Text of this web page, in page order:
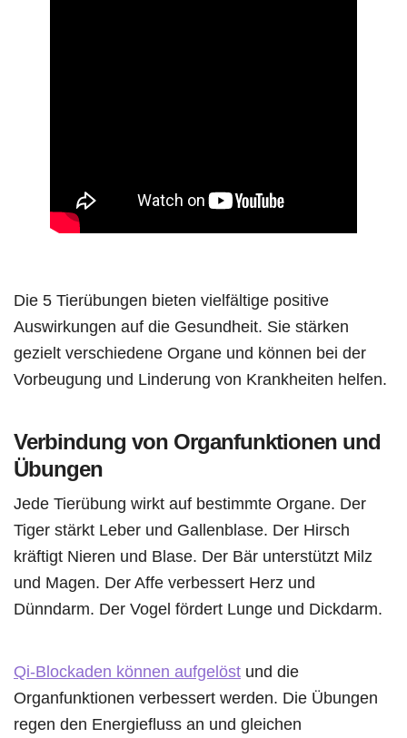
Die 5 Tierübungen bieten vielfältige positive
Auswirkungen auf die Gesundheit. Sie stärken
gezielt verschiedene Organe und können bei der
Vorbeugung und Linderung von Krankheiten helfen.
Verbindung von Organfunktionen und
Übungen
Jede Tierübung wirkt auf bestimmte Organe. Der
Tiger stärkt Leber und Gallenblase. Der Hirsch
kräftigt Nieren und Blase. Der Bär unterstützt Milz
und Magen. Der Affe verbessert Herz und
Dünndarm. Der Vogel fördert Lunge und Dickdarm.
Qi-Blockaden können aufgelöst und die
Organfunktionen verbessert werden. Die Übungen
regen den Energiefluss an und gleichen